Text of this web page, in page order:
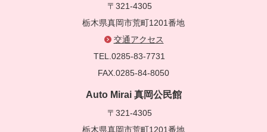
〒321-4305
栃木県真岡市荒町1201番地
交通アクセス
TEL.0285-83-7731
FAX.0285-84-8050
Auto Mirai 真岡公民館
〒321-4305
栃木県真岡市荒町1201番地